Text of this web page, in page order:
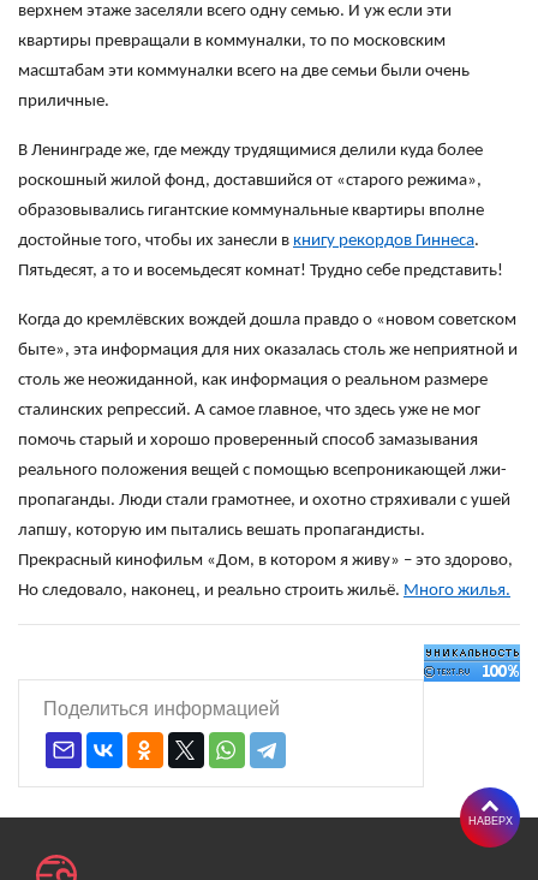
верхнем этаже заселяли всего одну семью. И уж если эти
квартиры превращали в коммуналки, то по московским
масштабам эти коммуналки всего на две семьи были очень
приличные.
В Ленинграде же, где между трудящимися делили куда более
роскошный жилой фонд, доставшийся от «старого режима»,
образовывались гигантские коммунальные квартиры вполне
достойные того, чтобы их занесли в книгу рекордов Гиннеса.
Пятьдесят, а то и восемьдесят комнат! Трудно себе представить!
Когда до кремлёвских вождей дошла правдо о «новом советском
быте», эта информация для них оказалась столь же неприятной и
столь же неожиданной, как информация о реальном размере
сталинских репрессий. А самое главное, что здесь уже не мог
помочь старый и хорошо проверенный способ замазывания
реального положения вещей с помощью всепроникающей лжи-
пропаганды. Люди стали грамотнее, и охотно стряхивали с ушей
лапшу, которую им пытались вешать пропагандисты.
Прекрасный кинофильм «Дом, в котором я живу» – это здорово,
Но следовало, наконец, и реально строить жильё. Много жилья.
Поделиться информацией
НАВЕРХ